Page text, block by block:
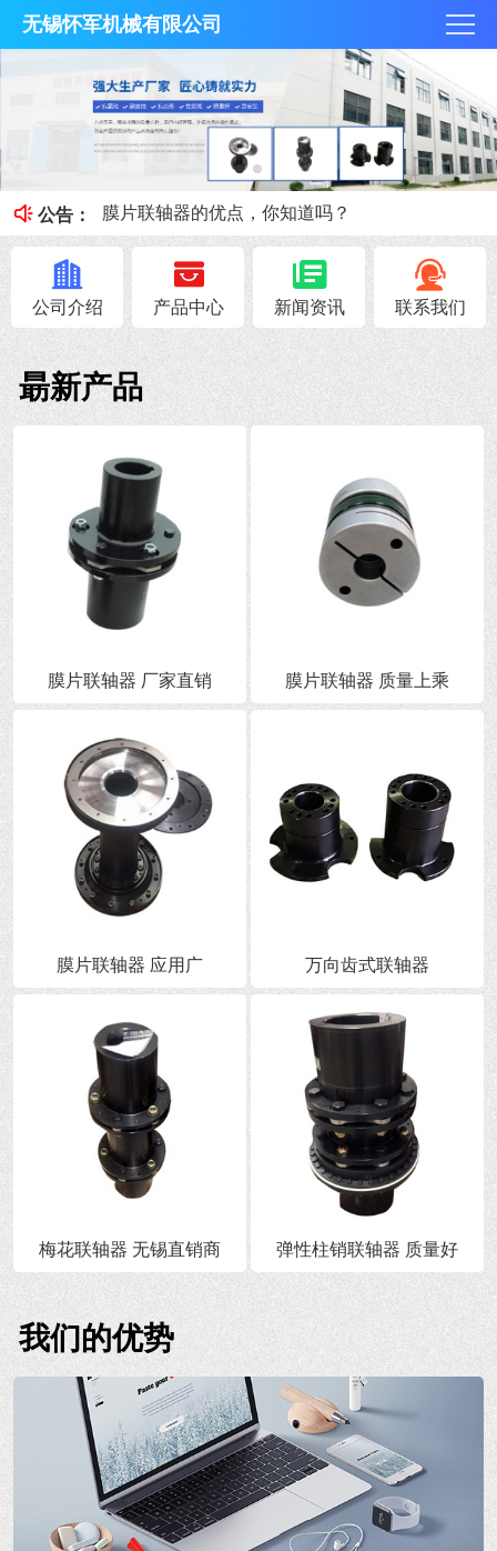
无锡怀军机械有限公司
公告：
膜片联轴器膜片的补偿原理，你知道吗？
梅花联轴器究竟是什么？
膜片联轴器的优点，你知道吗？
联轴器载荷情况及工作情况系数
联轴器安全性能避免与轴抱死的情况
公司介绍 产品中心 新闻资讯 联系我们
朂新产品
膜片联轴器 厂家直销 膜片联轴器 质量上乘
膜片联轴器 应用广 万向齿式联轴器
梅花联轴器 无锡直销商 弹性柱销联轴器 质量好
我们的优势